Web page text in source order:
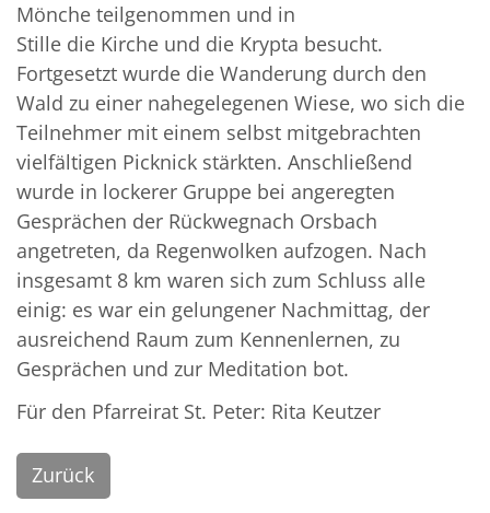
Mönche teilgenommen und in
Stille die Kirche und die Krypta besucht.
Fortgesetzt wurde die Wanderung durch den
Wald zu einer nahegelegenen Wiese, wo sich die
Teilnehmer mit einem selbst mitgebrachten
vielfältigen Picknick stärkten. Anschließend
wurde in lockerer Gruppe bei angeregten
Gesprächen der Rückwegnach Orsbach
angetreten, da Regenwolken aufzogen. Nach
insgesamt 8 km waren sich zum Schluss alle
einig: es war ein gelungener Nachmittag, der
ausreichend Raum zum Kennenlernen, zu
Gesprächen und zur Meditation bot.
Für den Pfarreirat St. Peter: Rita Keutzer
Zurück